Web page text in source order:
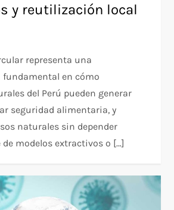
y reutilización local
representa una
en cómo
del Perú pueden generar
seguridad alimentaria, y
naturales sin depender
modelos extractivos o […]